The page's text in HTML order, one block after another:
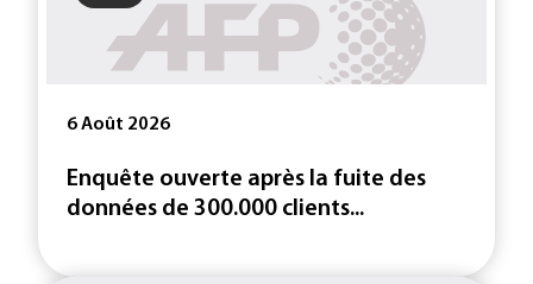
6 Août 2026
Enquête ouverte après la fuite des
données de 300.000 clients...